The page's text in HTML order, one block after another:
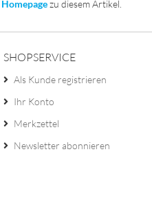
Homepagezu diesem Artikel.
SHOPSERVICE
Als Kunde registrieren
Ihr Konto
Merkzettel
Newsletter abonnieren